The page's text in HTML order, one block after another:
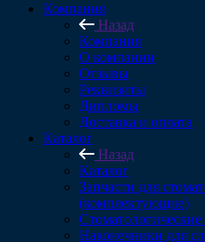
Компания
Назад
Компания
О компании
Отзывы
Реквизиты
Дипломы
Доставка и оплата
Каталог
Назад
Каталог
Запчасти для
(комплектующие)
Наконечники для